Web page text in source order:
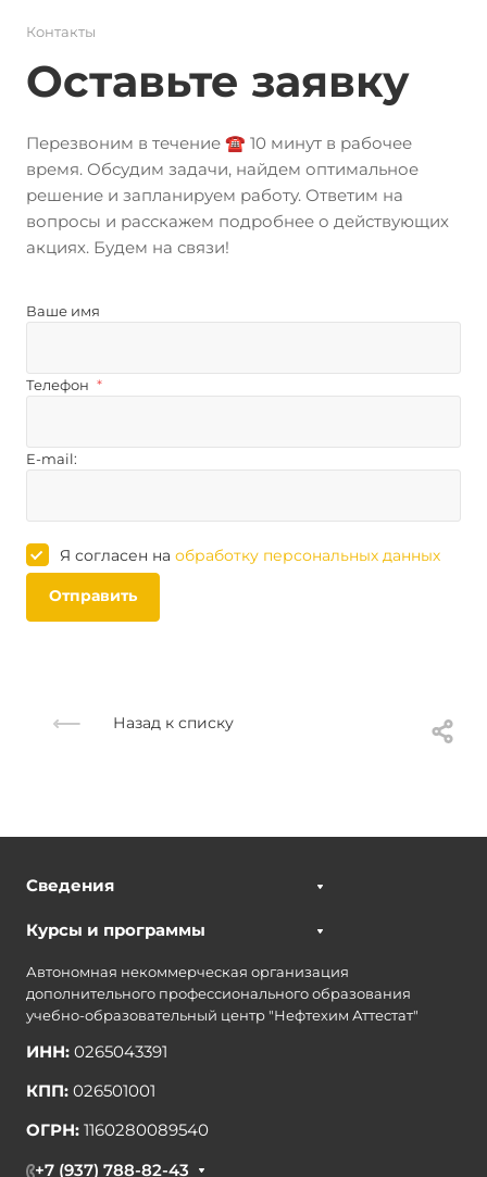
Контакты
Оставьте заявку
Перезвоним в течение ☎️ 10 минут в рабочее
время. Обсудим задачи, найдем оптимальное
решение и запланируем работу. Ответим на
вопросы и расскажем подробнее о действующих
акциях. Будем на связи!
Ваше имя
Телефон *
E-mail:
Я согласен на обработку персональных данных
Отправить
Назад к списку
Сведения
Курсы и программы
Автономная некоммерческая организация
дополнительного профессионального образования
учебно-образовательный центр "Нефтехим Аттестат"
ИНН: 0265043391
КПП: 026501001
ОГРН: 1160280089540
+7 (937) 788-82-43